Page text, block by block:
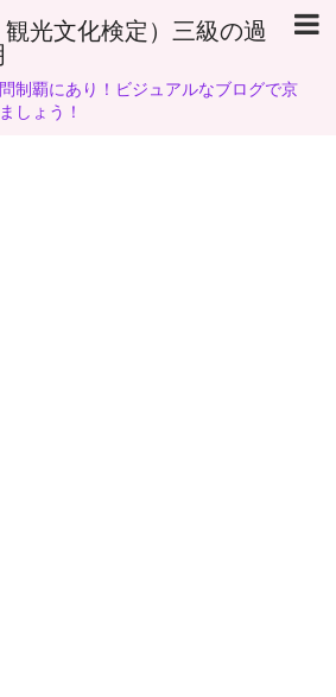
光文化検定）三級の過
制覇にあり！ビジュアルなブログで京
しょう！